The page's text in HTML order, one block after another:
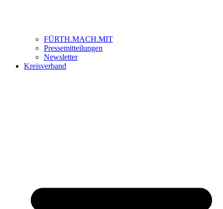
FÜRTH.MACH.MIT
Pressemitteilungen
Newsletter
Kreisverband